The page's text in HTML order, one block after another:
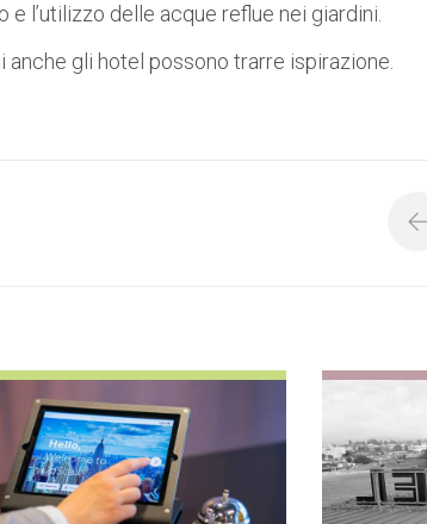
l’utilizzo delle acque reflue nei giardini.
gli hotel possono trarre ispirazione.